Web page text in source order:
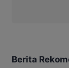
Berita